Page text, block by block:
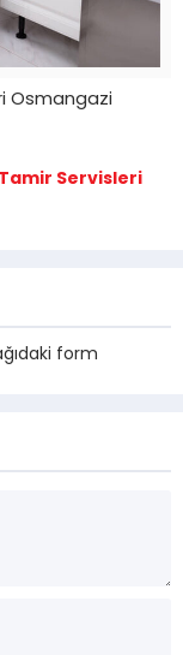
Osmangazi
Servisleri
form